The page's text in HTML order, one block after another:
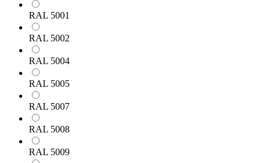
RAL 5001
RAL 5002
RAL 5004
RAL 5005
RAL 5007
RAL 5008
RAL 5009